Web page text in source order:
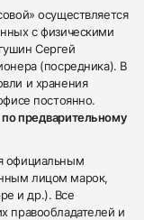
осуществляется
с физическими
Сергей
(посредника). В
и хранения
постоянно.
предварительному
официальным
лицом марок,
и др.). Все
правообладателей и